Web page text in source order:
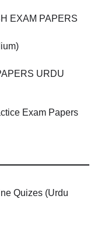
EXAM PAPERS
URDU
Exam Papers
Quizes (Urdu